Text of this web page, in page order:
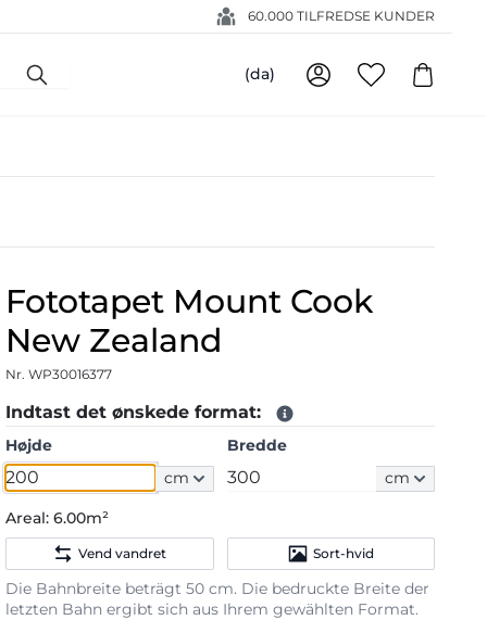
60.000 TILFREDSE KUNDER
(da)
Fototapet Mount Cook
New Zealand
Nr. WP30016377
Indtast det ønskede format:
Højde
cm
Bredde
cm
Areal:6.00m²
Vend vandret Sort-hvid
Die Bahnbreite beträgt 50 cm. Die bedruckte Breite der
letzten Bahn ergibt sich aus Ihrem gewählten Format.